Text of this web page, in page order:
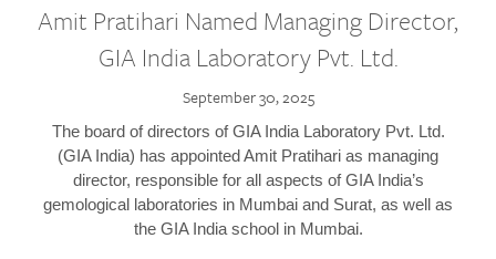
Amit Pratihari Named Managing Director,
GIA India Laboratory Pvt. Ltd.
September 30, 2025
The board of directors of GIA India Laboratory Pvt. Ltd.
(GIA India) has appointed Amit Pratihari as managing
director, responsible for all aspects of GIA India’s
gemological laboratories in Mumbai and Surat, as well as
the GIA India school in Mumbai.